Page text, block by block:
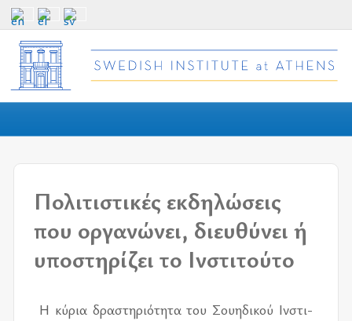
Πολιτιστικές εκδηλώσεις
που οργανώνει, διευθύνει ή
υποστηρίζει το Ινστιτούτο
Η κύ­ρια δρα­στη­ριό­τη­τα του Σου­η­δι­κού Ινστι­